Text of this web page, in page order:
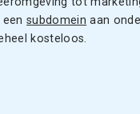
eensubdomein aan
kosteloos.